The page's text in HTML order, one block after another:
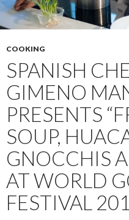
COOKING
SPANISH
GIMENO
PRESENTS
SOUP,
GNOCCHIS
AT WORLD
FESTIVAL